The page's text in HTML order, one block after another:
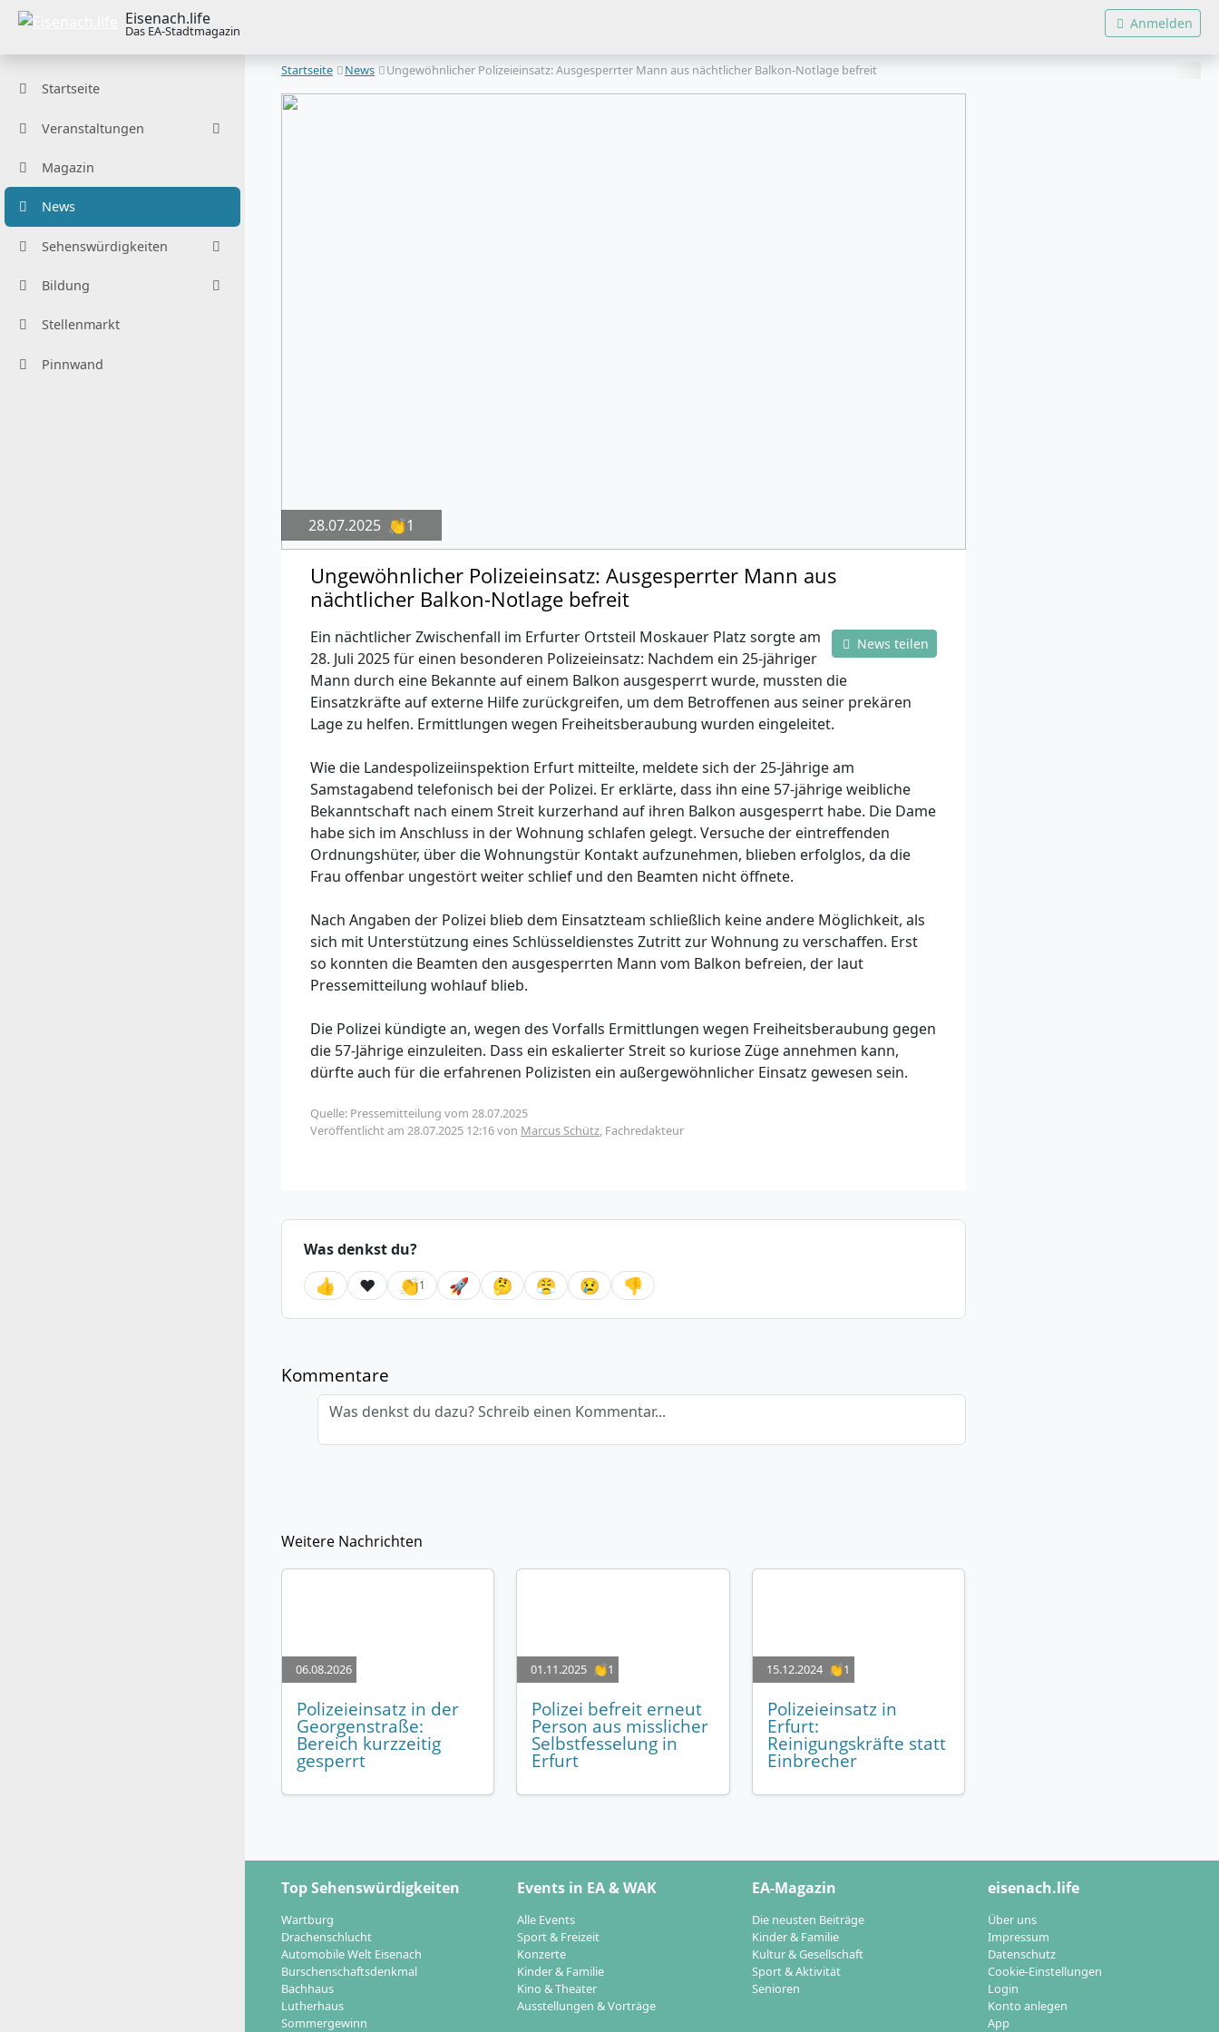
Eisenach.life
Das EA-Stadtmagazin Anmelden
Startseite
Veranstaltungen
Magazin
News
Sehenswürdigkeiten
Bildung
Stellenmarkt
Pinnwand
Startseite News Ungewöhnlicher Polizeieinsatz: Ausgesperrter Mann aus nächtlicher Balkon-Notlage befreit
28.07.2025 👏1
Ungewöhnlicher Polizeieinsatz: Ausgesperrter Mann aus
nächtlicher Balkon-Notlage befreit
News teilen
Ein nächtlicher Zwischenfall im Erfurter Ortsteil Moskauer Platz sorgte am
28. Juli 2025 für einen besonderen Polizeieinsatz: Nachdem ein 25-jähriger
Mann durch eine Bekannte auf einem Balkon ausgesperrt wurde, mussten die
Einsatzkräfte auf externe Hilfe zurückgreifen, um dem Betroffenen aus seiner prekären
Lage zu helfen. Ermittlungen wegen Freiheitsberaubung wurden eingeleitet.
Wie die Landespolizeiinspektion Erfurt mitteilte, meldete sich der 25-Jährige am
Samstagabend telefonisch bei der Polizei. Er erklärte, dass ihn eine 57-jährige weibliche
Bekanntschaft nach einem Streit kurzerhand auf ihren Balkon ausgesperrt habe. Die Dame
habe sich im Anschluss in der Wohnung schlafen gelegt. Versuche der eintreffenden
Ordnungshüter, über die Wohnungstür Kontakt aufzunehmen, blieben erfolglos, da die
Frau offenbar ungestört weiter schlief und den Beamten nicht öffnete.
Nach Angaben der Polizei blieb dem Einsatzteam schließlich keine andere Möglichkeit, als
sich mit Unterstützung eines Schlüsseldienstes Zutritt zur Wohnung zu verschaffen. Erst
so konnten die Beamten den ausgesperrten Mann vom Balkon befreien, der laut
Pressemitteilung wohlauf blieb.
Die Polizei kündigte an, wegen des Vorfalls Ermittlungen wegen Freiheitsberaubung gegen
die 57-Jährige einzuleiten. Dass ein eskalierter Streit so kuriose Züge annehmen kann,
dürfte auch für die erfahrenen Polizisten ein außergewöhnlicher Einsatz gewesen sein.
Quelle: Pressemitteilung vom 28.07.2025
Veröffentlicht am 28.07.2025 12:16von Marcus Schütz, Fachredakteur
Was denkst du?
👍 ❤️ 👏1 🚀 🤔 😤 😢 👎
Kommentare
Was denkst du dazu? Schreib einen Kommentar...
Weitere Nachrichten
06.08.2026
Polizeieinsatz in der
Georgenstraße:
Bereich kurzzeitig
gesperrt
01.11.2025 👏1
Polizei befreit erneut
Person aus misslicher
Selbstfesselung in
Erfurt
15.12.2024 👏1
Polizeieinsatz in
Erfurt:
Reinigungskräfte statt
Einbrecher
Top Sehenswürdigkeiten
Wartburg
Drachenschlucht
Automobile Welt Eisenach
Burschenschaftsdenkmal
Bachhaus
Lutherhaus
Sommergewinn
Events in EA & WAK
Alle Events
Sport & Freizeit
Konzerte
Kinder & Familie
Kino & Theater
Ausstellungen & Vorträge
EA-Magazin
Die neusten Beiträge
Kinder & Familie
Kultur & Gesellschaft
Sport & Aktivität
Senioren
eisenach.life
Über uns
Impressum
Datenschutz
Cookie-Einstellungen
Login
Konto anlegen
App